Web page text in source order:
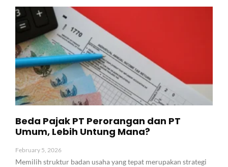
Beda Pajak PT Perorangan dan PT
Umum, Lebih Untung Mana?
February 5, 2026
Memilih struktur badan usaha yang tepat merupakan strategi